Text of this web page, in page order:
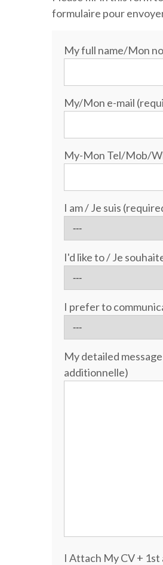
formulaire pour
My full name/Mon
My/Mon e-mail
My-Mon Tel/Mob/
I am / Je suis
I'd like to / Je
I prefer to
My detailed
additionnelle)
I Attach My CV +